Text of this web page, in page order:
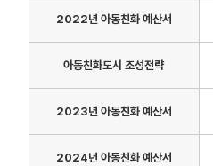
눈
입
2022년 아동친화 예산서
아동친화도시 조성전략
2023년 아동친화 예산서
2024년 아동친화 예산서